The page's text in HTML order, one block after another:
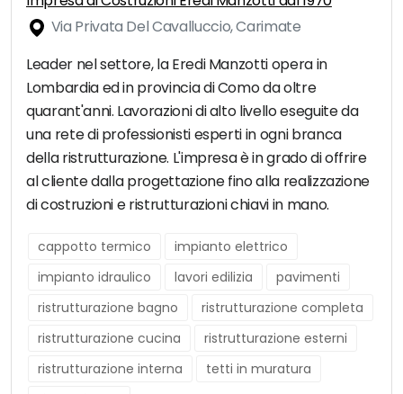
Via Privata Del Cavalluccio, Carimate
Leader nel settore, la Eredi Manzotti opera in
Lombardia ed in provincia di Como da oltre
quarant'anni. Lavorazioni di alto livello eseguite da
una rete di professionisti esperti in ogni branca
della ristrutturazione. L'impresa è in grado di offrire
al cliente dalla progettazione fino alla realizzazione
di costruzioni e ristrutturazioni chiavi in mano.
cappotto termico
impianto elettrico
impianto idraulico
lavori edilizia
pavimenti
ristrutturazione bagno
ristrutturazione completa
ristrutturazione cucina
ristrutturazione esterni
ristrutturazione interna
tetti in muratura